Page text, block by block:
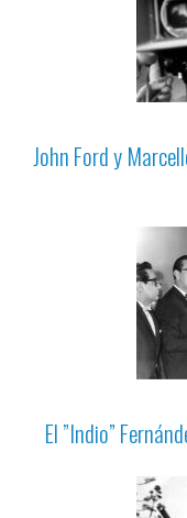
John Ford y
El ”Indio”